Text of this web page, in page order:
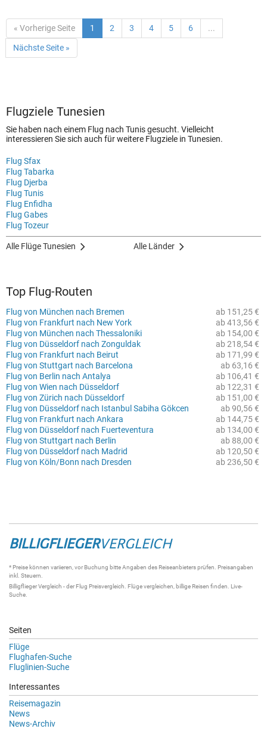
« Vorherige Seite 1 2 3 4 5 6 ...
Nächste Seite »
Flugziele Tunesien
Sie haben nach einem Flug nach Tunis gesucht. Vielleicht
interessieren Sie sich auch für weitere Flugziele in Tunesien.
Flug Sfax
Flug Tabarka
Flug Djerba
Flug Tunis
Flug Enfidha
Flug Gabes
Flug Tozeur
Alle Flüge Tunesien Alle Länder
Top Flug-Routen
ab 151,25 €
Flug von München nach Bremen
ab 413,56 €
Flug von Frankfurt nach New York
ab 154,00 €
Flug von München nach Thessaloniki
ab 218,54 €
Flug von Düsseldorf nach Zonguldak
ab 171,99 €
Flug von Frankfurt nach Beirut
ab 63,16 €
Flug von Stuttgart nach Barcelona
ab 106,41 €
Flug von Berlin nach Antalya
ab 122,31 €
Flug von Wien nach Düsseldorf
ab 151,00 €
Flug von Zürich nach Düsseldorf
ab 90,56 €
Flug von Düsseldorf nach Istanbul Sabiha Gökcen
ab 144,75 €
Flug von Frankfurt nach Ankara
ab 134,00 €
Flug von Düsseldorf nach Fuerteventura
ab 88,00 €
Flug von Stuttgart nach Berlin
ab 120,50 €
Flug von Düsseldorf nach Madrid
ab 236,50 €
Flug von Köln/Bonn nach Dresden
BILLIGFLIEGERVERGLEICH
* Preise können variieren, vor Buchung bitte Angaben des Reiseanbieters prüfen. Preisangaben
inkl. Steuern.
Billigflieger Vergleich - derFlug Preisvergleich Flüge vergleichen , billige Reisen finden. Live-
Suche
Seiten
Flüge
Flughafen-Suche
Fluglinien-Suche
Interessantes
Reisemagazin
News
News-Archiv